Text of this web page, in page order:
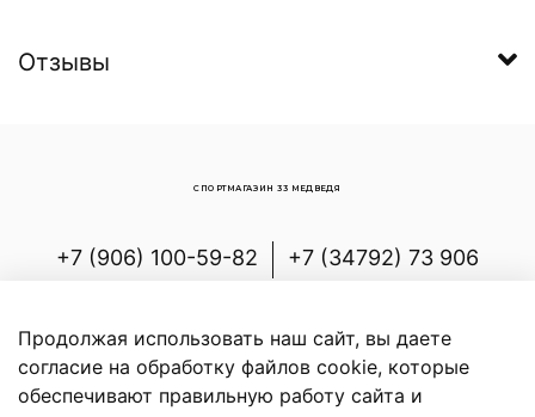
Отзывы
+7 (906) 100-59-82
+7 (34792) 73 906
Белорецкий р-н, с.Новоабзаково, ул.
Энергетиков, д.7
СПОРТМАГАЗИН 33 МЕДВЕДЯ
Продолжая использовать наш сайт, вы даете
согласие на обработку файлов cookie, которые
обеспечивают правильную работу сайта и